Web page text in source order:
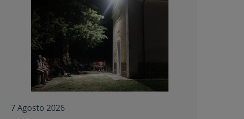
7 Agosto 2026